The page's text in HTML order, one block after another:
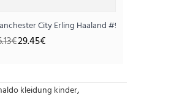
Kurze Hosen)für Kinder 2025-26 Kurzarm (+ Kurze
City Erling Haaland #9 Auswärts
29.45€
kleidung kinder,